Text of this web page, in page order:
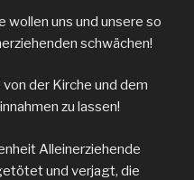
wollen uns und unsere so
schwächen!
der Kirche und dem
zu lassen!
Alleinerziehende
und verjagt, die